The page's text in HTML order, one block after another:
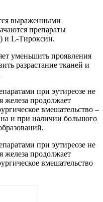
выраженными
препараты
и L-Тироксин.
уменьшить проявления
разрастание тканей и
при эутиреозе не
железа продолжает
вмешательство –
и при наличии большого
при эутиреозе не
железа продолжает
вмешательство